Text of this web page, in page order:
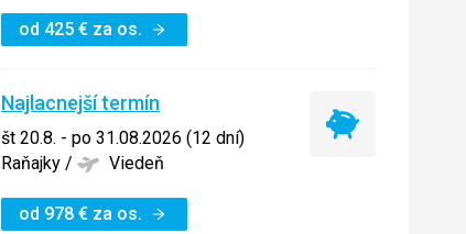
od 425 € za os.
Najlacnejší termín
št 20.8. - po 31.08.2026 (12 dní)
Raňajky / Viedeň
od 978 € za os.
Najlacnejší